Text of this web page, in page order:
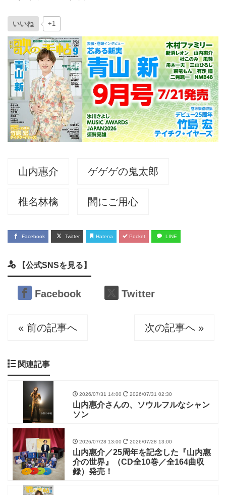
いいね +1
山内惠介 ゲゲゲの鬼太郎
椎名林檎 闇にご用心
Facebook Twitter Hatena Pocket LINE
【公式SNSを見る】
Facebook Twitter
« 前の記事へ 次の記事へ »
関連記事
2026/07/31 14:00 2026/07/31 02:30
山内惠介さんの、ソウルフルなシャン
ソン
2026/07/28 13:00 2026/07/28 13:00
山内惠介／25周年を記念した『山内惠
介の世界』（CD全10巻／全164曲収
録）発売！